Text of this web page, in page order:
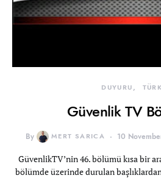
DUYURU
Güvenlik TV
By MERT SARICA 10
GüvenlikTV’nin 46. bölümü kısa bir
bölümde üzerinde durulan